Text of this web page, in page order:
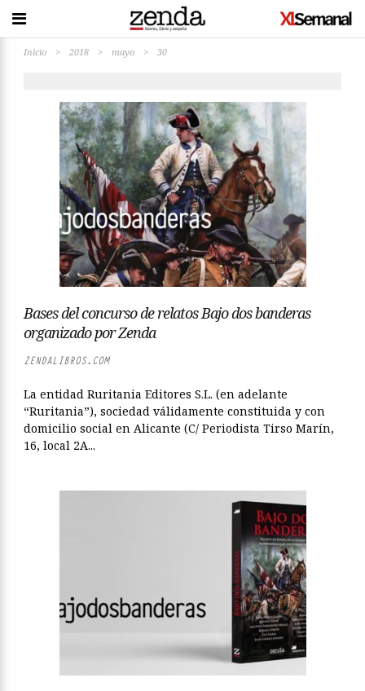
Inicio > 2018 > mayo > 30
Bases del concurso de relatos Bajo dos banderas
organizado por Zenda
ZENDALIBROS.COM
La entidad Ruritania Editores S.L. (en adelante
“Ruritania”), sociedad válidamente constituida y con
domicilio social en Alicante (C/ Periodista Tirso Marín,
16, local 2A...